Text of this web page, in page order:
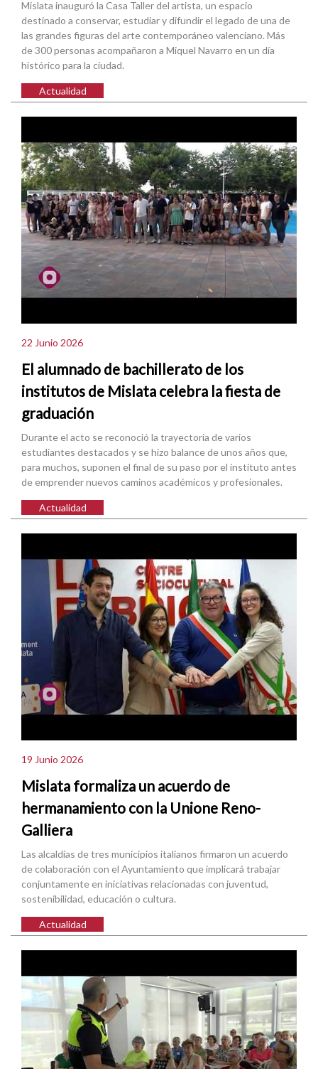
Mislata inauguró la Casa Taller del artista, un espacio
destinado a conservar, estudiar y difundir el legado de una de
las grandes figuras del arte contemporáneo valenciano. Más
de 300 personas acompañaron a Miquel Navarro en un día
histórico para la ciudad.
Actualidad
22 Junio 2026
El alumnado de bachillerato de los
institutos de Mislata celebra la fiesta de
graduación
Durante el acto se reconoció la trayectoria de varios
estudiantes destacados y se hizo balance de unos años que,
para muchos, suponen el final de su paso por el instituto antes
de emprender nuevos caminos académicos y profesionales.
Actualidad
19 Junio 2026
Mislata formaliza un acuerdo de
hermanamiento con la Unione Reno-
Galliera
Las alcaldías de tres municipios italianos firmaron un acuerdo
de colaboración con el Ayuntamiento que implicará trabajar
conjuntamente en iniciativas relacionadas con juventud,
sostenibilidad, educación o cultura.
Actualidad